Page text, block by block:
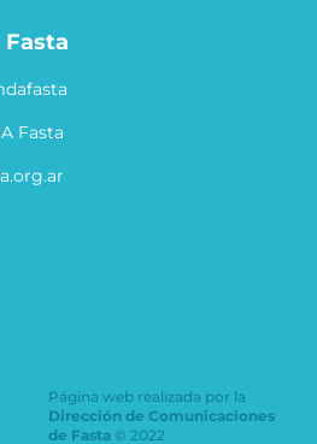
Fasta
Fasta
Página web realizada por la
Dirección de Comunicaciones
de Fasta© 2022